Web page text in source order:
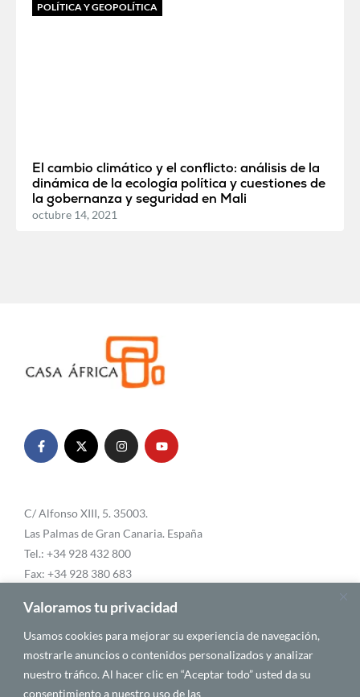
Valoramos tu privacidad
Usamos cookies para mejorar su experiencia de navegación,
mostrarle anuncios o contenidos personalizados y analizar
nuestro tráfico. Al hacer clic en “Aceptar todo” usted da su
consentimiento a nuestro uso de las
POLÍTICA Y GEOPOLÍTICA
El cambio climático y el conflicto: análisis de la
dinámica de la ecología política y cuestiones de
la gobernanza y seguridad en Mali
octubre 14, 2021
C/ Alfonso XIII, 5. 35003.
Las Palmas de Gran Canaria. España
Tel.: +34 928 432 800
Fax: +34 928 380 683
Blog